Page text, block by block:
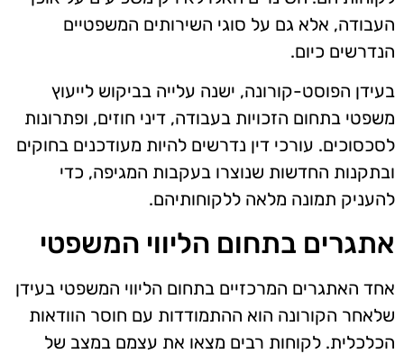
העבודה, אלא גם על סוגי השירותים המשפטיים
הנדרשים כיום.
בעידן הפוסט-קורונה, ישנה עלייה בביקוש לייעוץ
משפטי בתחום הזכויות בעבודה, דיני חוזים, ופתרונות
לסכסוכים. עורכי דין נדרשים להיות מעודכנים בחוקים
ובתקנות החדשות שנוצרו בעקבות המגיפה, כדי
להעניק תמונה מלאה ללקוחותיהם.
אתגרים בתחום הליווי המשפטי
אחד האתגרים המרכזיים בתחום הליווי המשפטי בעידן
שלאחר הקורונה הוא ההתמודדות עם חוסר הוודאות
הכלכלית. לקוחות רבים מצאו את עצמם במצב של